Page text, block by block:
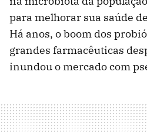
para melhorar sua saúde
Há anos, o boom dos
grandes farmacêuticas
inundou o mercado com